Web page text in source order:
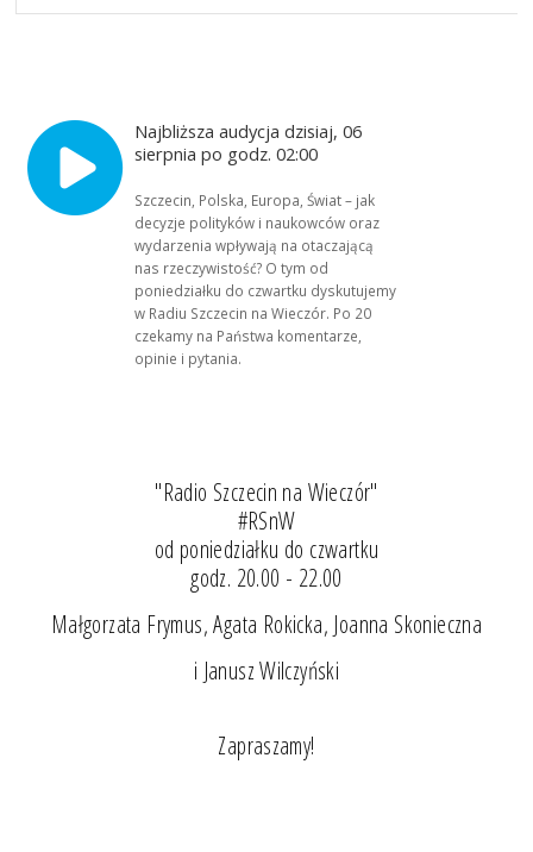
Najbliższa audycja dzisiaj, 06
sierpnia po godz. 02:00
Szczecin, Polska, Europa, Świat – jak
decyzje polityków i naukowców oraz
wydarzenia wpływają na otaczającą
nas rzeczywistość? O tym od
poniedziałku do czwartku dyskutujemy
w Radiu Szczecin na Wieczór. Po 20
czekamy na Państwa komentarze,
opinie i pytania.
"Radio Szczecin na Wieczór"
#RSnW
od poniedziałku do czwartku
godz. 20.00 - 22.00
Małgorzata Frymus, Agata Rokicka, Joanna Skonieczna
i Janusz Wilczyński
Zapraszamy!